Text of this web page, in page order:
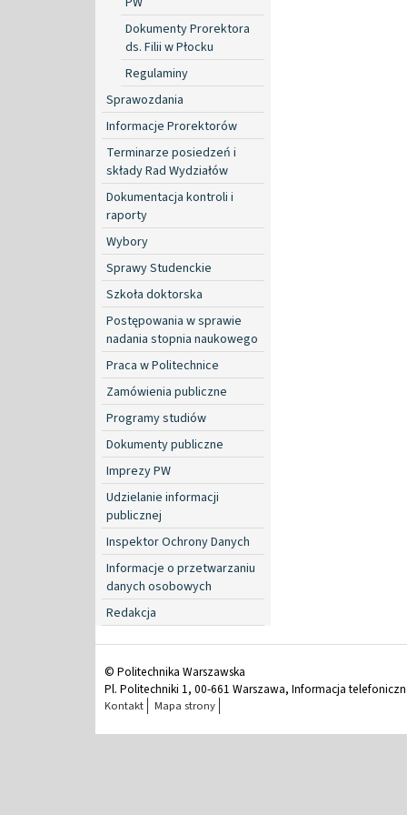
Dokumenty Prorektora
ds. Filii w Płocku
Regulaminy
Sprawozdania
Informacje Prorektorów
Terminarze posiedzeń i
składy Rad Wydziałów
Dokumentacja kontroli i
raporty
Wybory
Sprawy Studenckie
Szkoła doktorska
Postępowania w sprawie
nadania stopnia naukowego
Praca w Politechnice
Zamówienia publiczne
Programy studiów
Dokumenty publiczne
Imprezy PW
Udzielanie informacji
publicznej
Inspektor Ochrony Danych
Informacje o przetwarzaniu
danych osobowych
Redakcja
© Politechnika Warszawska
Pl. Politechniki 1, 00-661 Warszawa, Informacja
Kontakt Mapa strony